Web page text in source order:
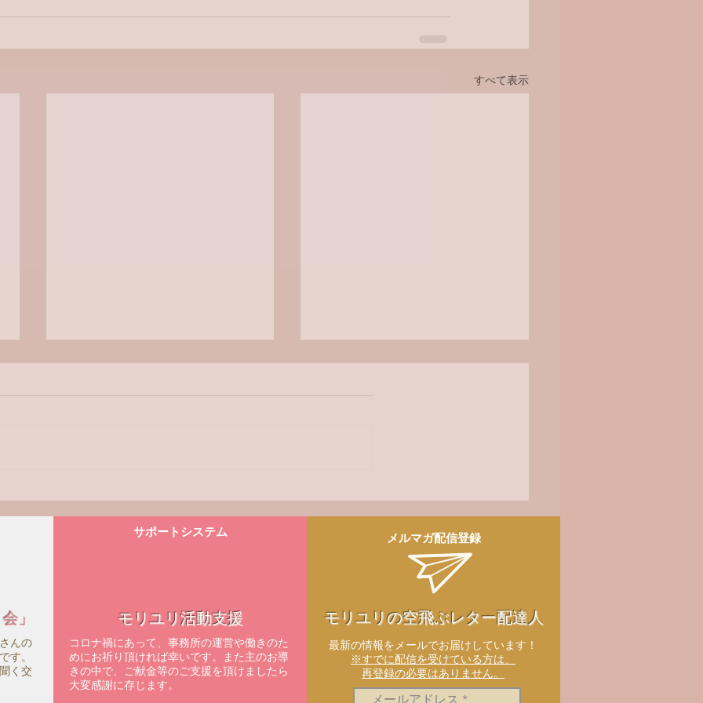
すべて表示
の回答はこちら
」
んの
す。
く交
サポートシステム
モリユリ活動支援
コロナ禍にあって、事務所の運営や働きのた
めにお祈り頂ければ幸いです。また主のお導
きの中で、ご献金等のご支援を頂けましたら
大変感謝に存じます。
メルマガ配信登録
モリユリの空飛ぶレター配達人
​最新の情報をメールでお届けしています！
※すでに配信を受けている方は、
再登録の必要はありません。